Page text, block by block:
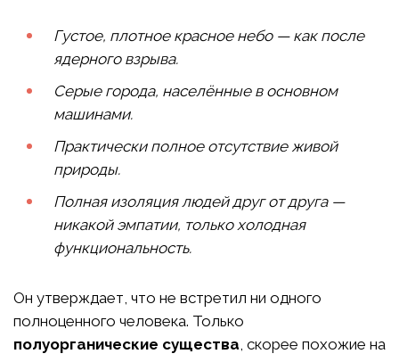
Густое, плотное красное небо — как после
ядерного взрыва.
Серые города, населённые в основном
машинами.
Практически полное отсутствие живой
природы.
Полная изоляция людей друг от друга —
никакой эмпатии, только холодная
функциональность.
Он утверждает, что не встретил ни одного
полноценного человека. Только
полуорганические существа, скорее похожие на